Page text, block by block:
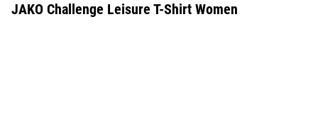
JAKO Challenge Leisure T-Shirt Women